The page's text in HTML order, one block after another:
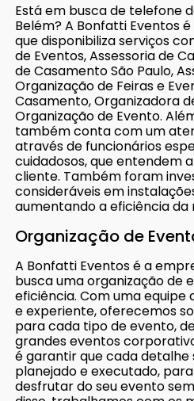
Está em busca de telefone
Belém? A Bonfatti Eventos
que disponibiliza serviços
de Eventos, Assessoria de
de Casamento São Paulo,
Organização de Feiras e
Casamento, Organizadora
Organização de Evento.
também conta com um
através de funcionários
cuidadosos, que entendem
cliente. Também foram
consideráveis em
aumentando a eficiência da
Organização de
A Bonfatti Eventos é a
busca uma organização de
eficiência. Com uma
e experiente, oferecemos
para cada tipo de evento,
grandes eventos
é garantir que cada detalhe
planejado e executado,
desfrutar do seu evento